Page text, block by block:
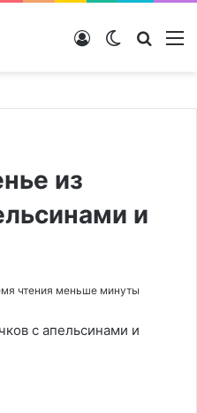
Switch skin
Войти
из
и
чтения меньше минуты